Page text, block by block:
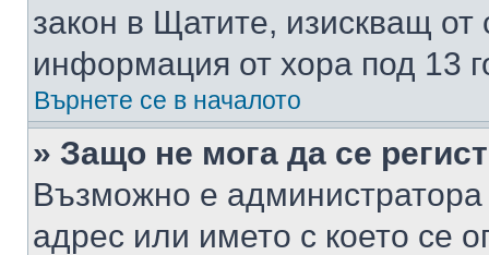
закон в Щатите, изискващ от
информация от хора под 13
Върнете се в началото
» Защо не мога да се
Възможно е
адрес или името с което се